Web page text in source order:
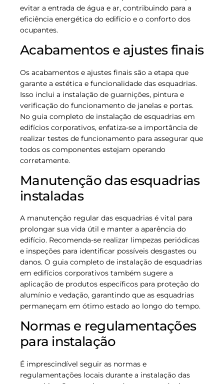
evitar a entrada de água e ar, contribuindo para a
eficiência energética do edifício e o conforto dos
ocupantes.
Acabamentos e ajustes finais
Os acabamentos e ajustes finais são a etapa que
garante a estética e funcionalidade das esquadrias.
Isso inclui a instalação de guarnições, pintura e
verificação do funcionamento de janelas e portas.
No guia completo de instalação de esquadrias em
edifícios corporativos, enfatiza-se a importância de
realizar testes de funcionamento para assegurar que
todos os componentes estejam operando
corretamente.
Manutenção das esquadrias
instaladas
A manutenção regular das esquadrias é vital para
prolongar sua vida útil e manter a aparência do
edifício. Recomenda-se realizar limpezas periódicas
e inspeções para identificar possíveis desgastes ou
danos. O guia completo de instalação de esquadrias
em edifícios corporativos também sugere a
aplicação de produtos específicos para proteção do
alumínio e vedação, garantindo que as esquadrias
permaneçam em ótimo estado ao longo do tempo.
Normas e regulamentações
para instalação
É imprescindível seguir as normas e
regulamentações locais durante a instalação das